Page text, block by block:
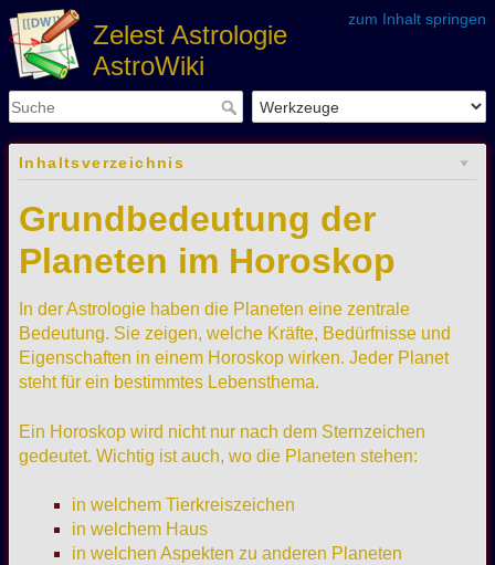
zum Inhalt springen
Zelest Astrologie
AstroWiki
Inhaltsverzeichnis
Grundbedeutung der
Planeten im Horoskop
In der Astrologie haben die Planeten eine zentrale
Bedeutung. Sie zeigen, welche Kräfte, Bedürfnisse und
Eigenschaften in einem Horoskop wirken. Jeder Planet
steht für ein bestimmtes Lebensthema.
Ein Horoskop wird nicht nur nach dem Sternzeichen
gedeutet. Wichtig ist auch, wo die Planeten stehen:
in welchem Tierkreiszeichen
in welchem Haus
in welchen Aspekten zu anderen Planeten